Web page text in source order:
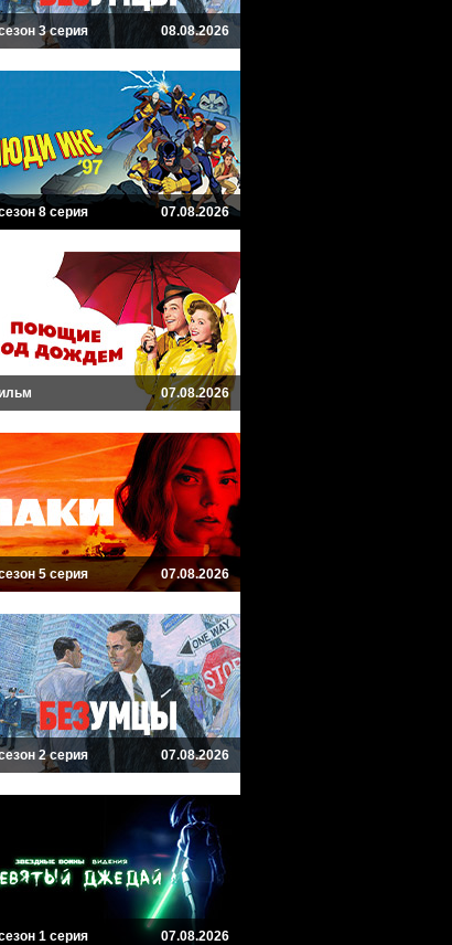
3 серия 08.08.2026
8 серия 07.08.2026
07.08.2026
5 серия 07.08.2026
2 серия 07.08.2026
1 серия 07.08.2026